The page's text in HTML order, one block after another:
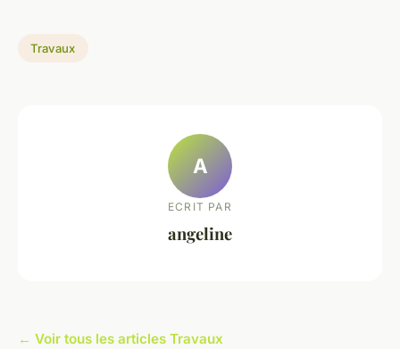
Travaux
A
ECRIT PAR
angeline
← Voir tous les articles Travaux